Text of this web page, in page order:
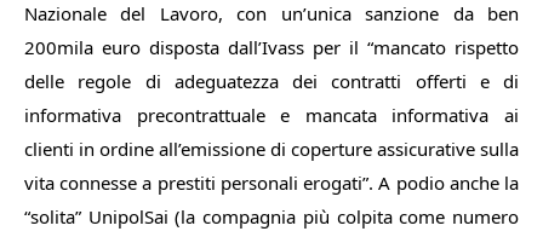
Nazionale del Lavoro, con un’unica sanzione da ben
200mila euro disposta dall’Ivass per il “mancato rispetto
delle regole di adeguatezza dei contratti offerti e di
informativa precontrattuale e mancata informativa ai
clienti in ordine all’emissione di coperture assicurative sulla
vita connesse a prestiti personali erogati”. A podio anche la
“solita” UnipolSai (la compagnia più colpita come numero